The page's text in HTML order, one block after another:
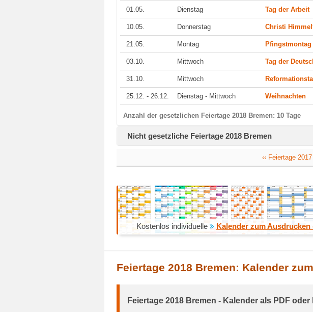
01.05. Dienstag Tag der Arbeit
10.05. Donnerstag Christi
21.05. Montag Pfingstmontag
03.10. Mittwoch Tag der
31.10. Mittwoch
25.12. - 26.12. Dienstag - Mittwoch Weihnachten
Anzahl der gesetzlichen Feiertage 2018 Bremen: 10 Tage
Nicht gesetzliche Feiertage 2018 Bremen
‹‹ Feiertage
Kostenlos individuelle Kalender zum Ausdrucken
Feiertage 2018 Bremen: Kalender
Feiertage 2018 Bremen - Kalender als PDF